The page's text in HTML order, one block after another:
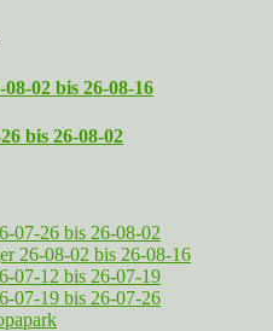
02 bis 26-08-16
bis 26-08-02
07-26 bis 26-08-02
26-08-02 bis 26-08-16
07-12 bis 26-07-19
07-19 bis 26-07-26